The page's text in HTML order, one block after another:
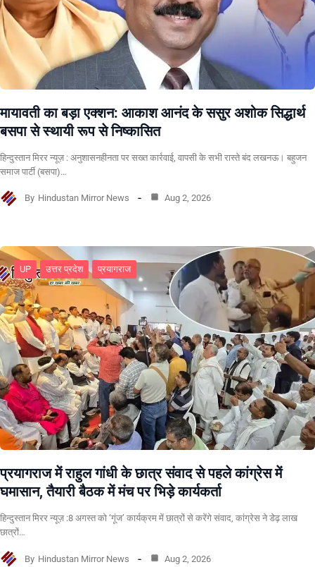
मायावती का बड़ा एक्शन: आकाश आनंद के ससुर अशोक सिद्धार्थ
बसपा से स्थायी रूप से निष्कासित
हिन्दुस्तान मिरर न्यूज़ : अनुशासनहीनता पर सख्त कार्रवाई, वापसी के सभी रास्ते बंद लखनऊ। बहुजन
समाज पार्टी (बसपा)…
By Hindustan Mirror News Aug 2, 2026
UP उत्तर प्रदेश प्रयागराज
प्रयागराज में राहुल गांधी के छात्र संवाद से पहले कांग्रेस में
घमासान, तैयारी बैठक में मंच पर भिड़े कार्यकर्ता
हिन्दुस्तान मिरर न्यूज़ :8 अगस्त को ‘गूंज’ कार्यक्रम में छात्रों से करेंगे संवाद, कांग्रेस ने डेढ़ लाख
छात्रों…
By Hindustan Mirror News Aug 2, 2026